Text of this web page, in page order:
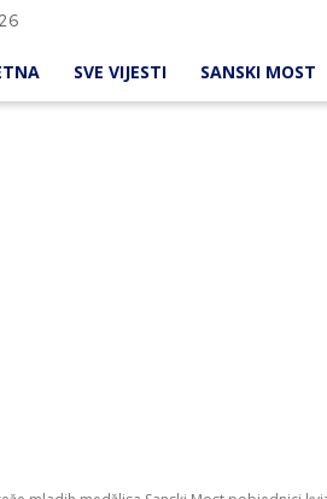
SVE VIJESTI SANSKI MOST